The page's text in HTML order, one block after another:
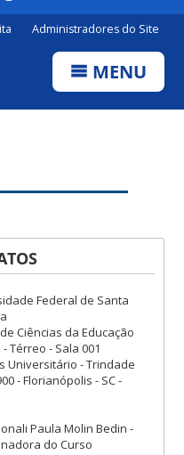
Administradores do Site
MENU
Federal de Santa
Ciências da Educação
- Térreo - Sala 001
Universitário - Trindade
- Florianópolis - SC -
Paula Molin Bedin -
do Curso